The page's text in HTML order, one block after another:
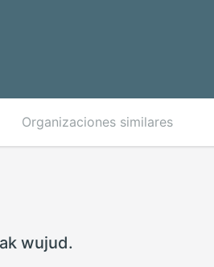
Organizaciones similares
wujud.